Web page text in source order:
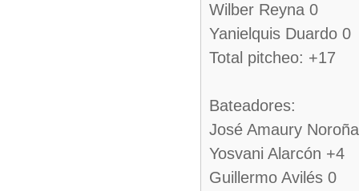
Wilber Reyna 0
Yanielquis Duardo 0
Total pitcheo: +17
Bateadores:
José Amaury
Yosvani Alarcón +4
Guillermo Avilés 0